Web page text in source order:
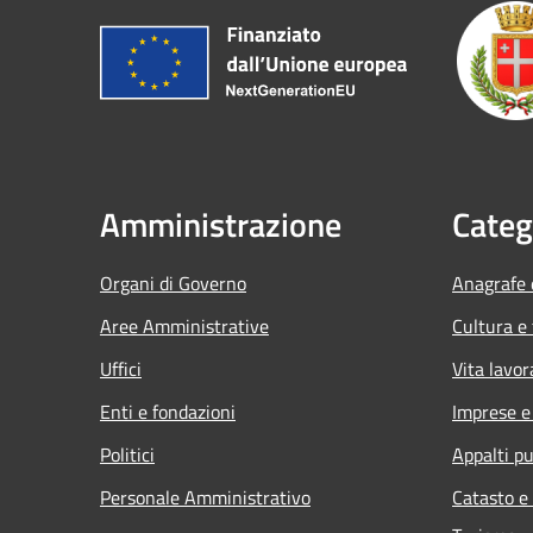
Amministrazione
Organi di Governo
Aree Amministrative
Uffici
Enti e fondazioni
Politici
Personale Amministrativo
Cultura
Vita
Imprese
Appalti
Catasto